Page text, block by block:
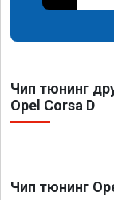
Чип тюнинг
Opel Corsa D
Чип тюнинг